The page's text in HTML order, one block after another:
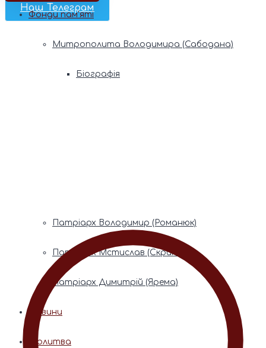
Наш Телеграм
Фонди пам’яті
Митрополита Володимира (Сабодана)
Біографія
Патріарх Володимир (Романюк)
Патріарх Мстислав (Скрипник)
Патріарх Димитрій (Ярема)
Новини
Молитва